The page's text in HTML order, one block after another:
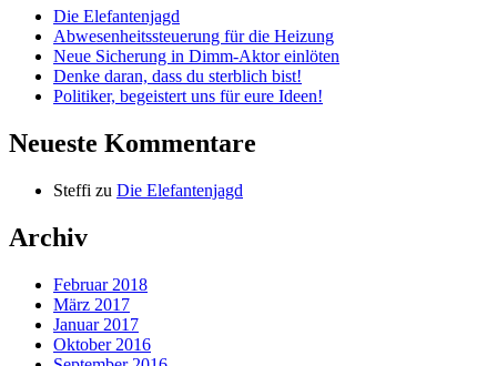
Die Elefantenjagd
Abwesenheitssteuerung für die Heizung
Neue Sicherung in Dimm-Aktor einlöten
Denke daran, dass du sterblich bist!
Politiker, begeistert uns für eure Ideen!
Neueste Kommentare
Steffi zu Die Elefantenjagd
Archiv
Februar 2018
März 2017
Januar 2017
Oktober 2016